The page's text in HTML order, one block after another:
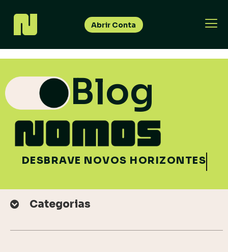
Abrir Conta
Blog
DESBRAVE NOVOS HORIZONTES
Categorias